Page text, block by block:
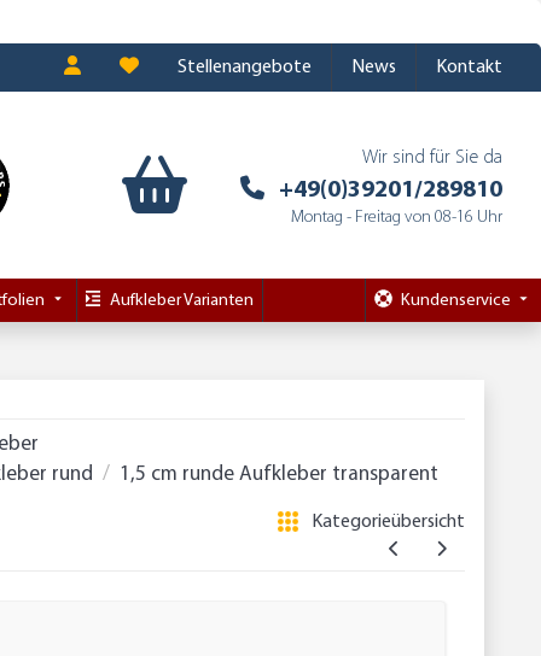
Stellenangebote News Kontakt
Wir sind für Sie da
+49(0)39201/289810
Montag - Freitag von 08-16 Uhr
Aufkleber Varianten Kundenservice
rund
1,5 cm runde Aufkleber transparent
Kategorieübersicht